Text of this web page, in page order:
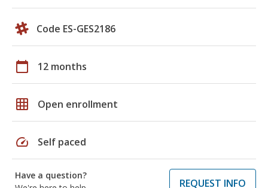
Code ES-GES2186
calendar_today 12 months
grid_on Open enrollment
speed Self paced
Have a question?
REQUEST INFO